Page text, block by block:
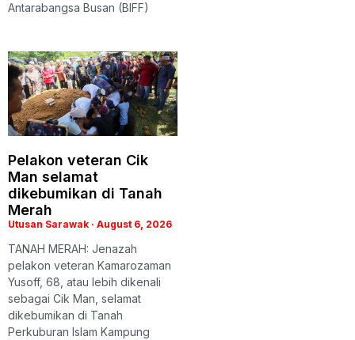
Antarabangsa Busan (BIFF)
Pelakon veteran Cik
Man selamat
dikebumikan di Tanah
Merah
Utusan Sarawak August 6, 2026
TANAH MERAH: Jenazah
pelakon veteran Kamarozaman
Yusoff, 68, atau lebih dikenali
sebagai Cik Man, selamat
dikebumikan di Tanah
Perkuburan Islam Kampung